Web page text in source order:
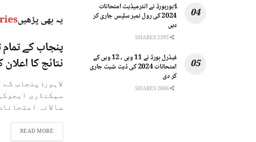
یہ بھی پڑھیں
نتائج کا اعلان
لاہور: پنجاب
سالانہ امتحانات
READ MORE
لاہوربورڈ نے انٹرمیڈیٹ امتحانات
2024 کی رول نمبر سلپس جاری کر
دیں
فیڈرل بورڈ نے 11 ویں ، 12 ویں کے
امتحانات 2024 کی ڈیٹ شیٹ جاری
کر دی